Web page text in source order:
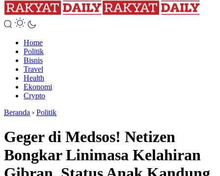
Home
Politik
Bisnis
Travel
Health
Ekonomi
Crypto
Beranda › Politik
Geger di Medsos! Netizen
Bongkar Linimasa Kelahiran